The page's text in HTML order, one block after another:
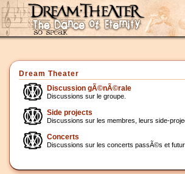
Dream Theater
Discussion gÃ©nÃ©rale
Discussions sur le groupe.
Side projects
Discussions sur les membres, leurs side-
Concerts
Discussions sur les concerts passÃ©s et